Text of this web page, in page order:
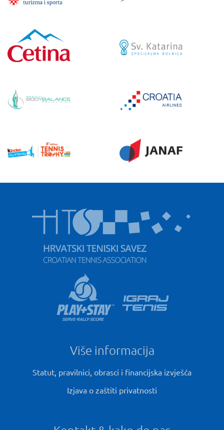
Više informacija
Statut, pravilnici, obrasci i financijska izvješća
Izjava o zaštiti privatnosti